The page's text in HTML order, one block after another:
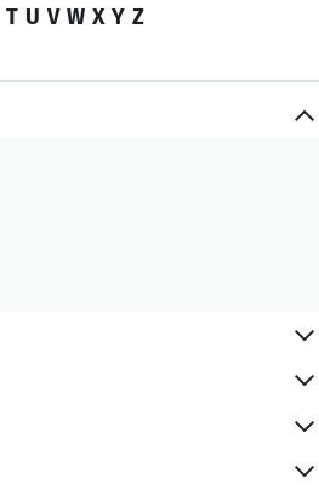
T U V W X Y Z